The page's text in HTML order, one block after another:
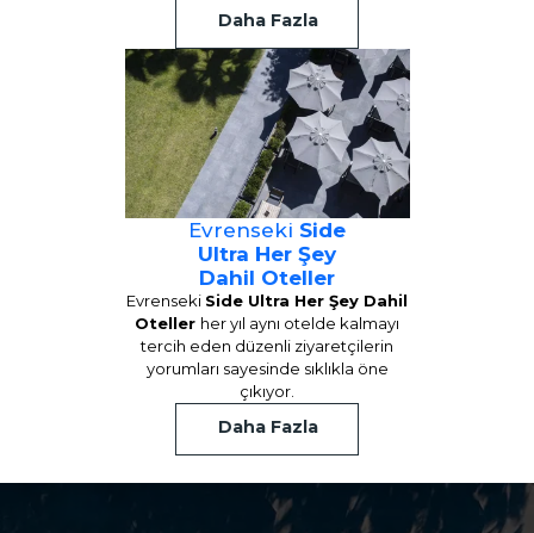
Daha Fazla
Evrenseki Side
Ultra Her Şey
Dahil Oteller
Evrenseki Side Ultra Her Şey Dahil
Oteller her yıl aynı otelde kalmayı
tercih eden düzenli ziyaretçilerin
yorumları sayesinde sıklıkla öne
çıkıyor.
Daha Fazla